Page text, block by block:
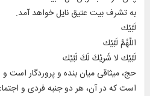
به تشرف بيت عتيق نايل خواهد آمد.
لَبَّيْك‏
اللَّهُمَّ لَبَّيْك‏
لَبَّيْك لا شَريْكَ لَكَ لَبَّيْك‏
حج، ميثاقى ميان بنده و پروردگار است‏ و
است كه در آن، هر دو جنبه فردى و